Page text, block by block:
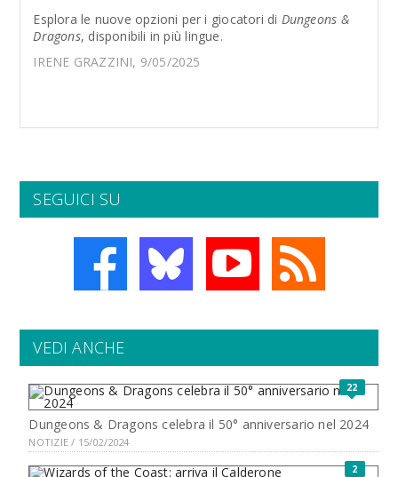
Esplora le nuove opzioni per i giocatori di Dungeons &
Dragons, disponibili in più lingue.
IRENE GRAZZINI, 9/05/2025
SEGUICI SU
VEDI ANCHE
22
Dungeons & Dragons celebra il 50° anniversario nel 2024
NOTIZIE / 15/02/2024
2